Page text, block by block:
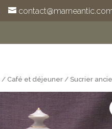
/ Café et déjeuner / Sucrier